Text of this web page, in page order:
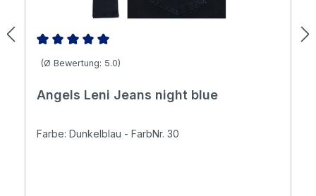
Durchschnittliche Bewertung von 5 von 5 Sternen
(Ø Bewertung: 5.0)
Angels Leni Jeans night blue
Farbe: Dunkelblau - FarbNr. 30